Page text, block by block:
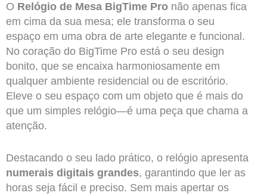
O Relógio de Mesa BigTime Pronão apenas fica
em cima da sua mesa; ele transforma o seu
espaço em uma obra de arte elegante e funcional.
No coração do BigTime Pro está o seu design
bonito, que se encaixa harmoniosamente em
qualquer ambiente residencial ou de escritório.
Eleve o seu espaço com um objeto que é mais do
que um simples relógio—é uma peça que chama a
atenção.
Destacando o seu lado prático, o relógio apresenta
numerais digitais grandes, garantindo que ler as
horas seja fácil e preciso. Sem mais apertar os